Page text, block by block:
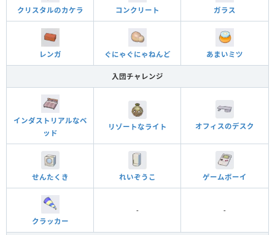
クリスタルのカケラ コンクリート ガラス
レンガ ぐにゃぐにゃねんど あまいミツ
入団チャレンジ
インダストリアルなベ
ッド
リゾートなライト オフィスのデスク
せんたくき れいぞうこ ゲームボーイ
クラッカー
- -